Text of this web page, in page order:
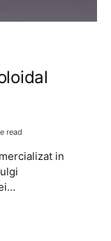
read
in